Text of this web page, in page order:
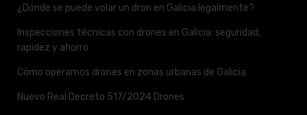
¿Dónde se puede volar un dron en Galicia legalmente?
Inspecciones técnicas con drones en Galicia: seguridad,
rapidez y ahorro
Cómo operamos drones en zonas urbanas de Galicia
Nuevo Real Decreto 517/2024 Drones